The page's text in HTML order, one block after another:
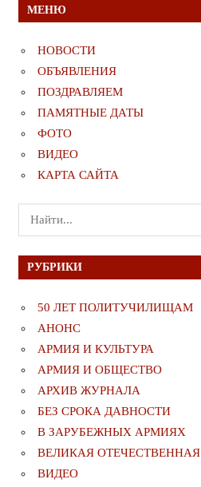
МЕНЮ
НОВОСТИ
ОБЪЯВЛЕНИЯ
ПОЗДРАВЛЯЕМ
ПАМЯТНЫЕ ДАТЫ
ФОТО
ВИДЕО
КАРТА САЙТА
Поиск
для:
РУБРИКИ
50 ЛЕТ ПОЛИТУЧИЛИЩАМ
АНОНС
АРМИЯ И КУЛЬТУРА
АРМИЯ И ОБЩЕСТВО
АРХИВ ЖУРНАЛА
БЕЗ СРОКА ДАВНОСТИ
В ЗАРУБЕЖНЫХ АРМИЯХ
ВЕЛИКАЯ ОТЕЧЕСТВЕННАЯ
ВИДЕО